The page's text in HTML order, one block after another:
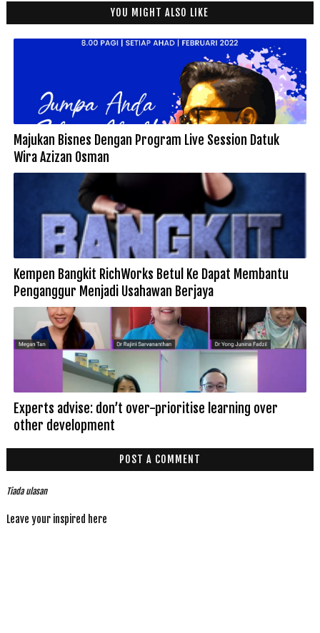
YOU MIGHT ALSO LIKE
Majukan Bisnes Dengan Program Live Session Datuk
Wira Azizan Osman
Kempen Bangkit RichWorks Betul Ke Dapat Membantu
Penganggur Menjadi Usahawan Berjaya
Experts advise: don’t over-prioritise learning over
other development
POST A COMMENT
Tiada ulasan
Leave your inspired here